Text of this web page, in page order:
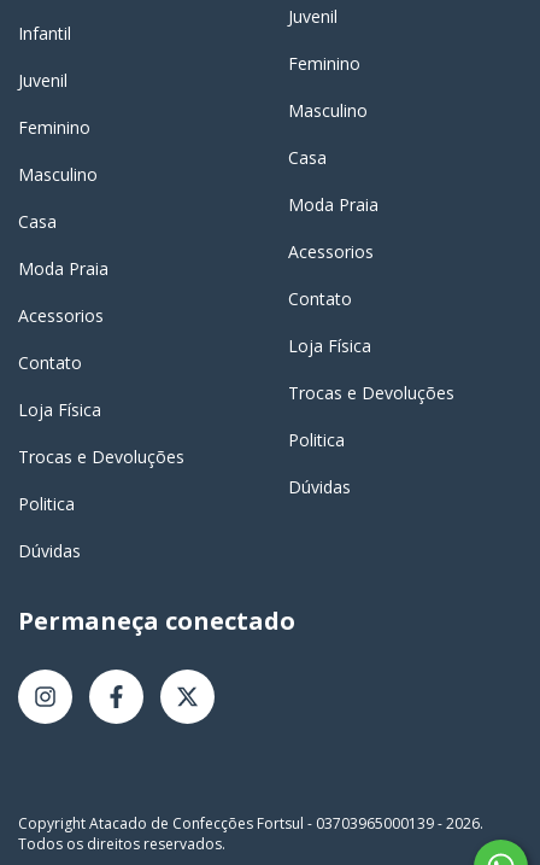
Infantil
Juvenil
Feminino
Masculino
Casa
Moda Praia
Acessorios
Contato
Loja Física
Trocas e Devoluções
Politica
Dúvidas
Juvenil
Feminino
Masculino
Casa
Moda Praia
Acessorios
Contato
Loja Física
Trocas e Devoluções
Politica
Dúvidas
Permaneça conectado
Copyright Atacado de Confecções Fortsul - 03703965000139 - 2026.
Todos os direitos reservados.